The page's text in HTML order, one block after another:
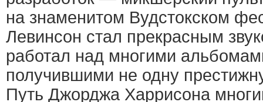
на знаменитом Вудстокском
Левинсон стал прекрасным
работал над многими
получившими не одну
Путь Джорджа Харрисона